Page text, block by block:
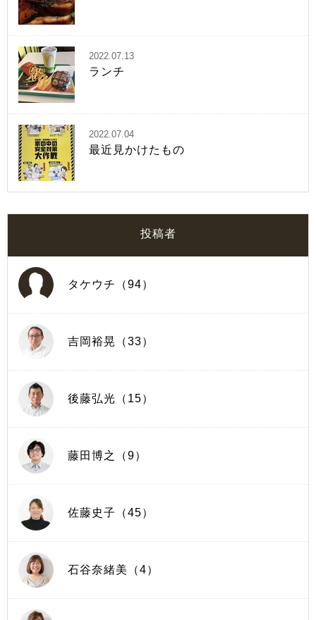
2022.07.13
ランチ
2022.07.04
最近見かけたもの
投稿者
タケウチ（94）
吉岡裕晃（33）
後藤弘光（15）
藤田博之（9）
佐藤史子（45）
石谷奈緒美（4）